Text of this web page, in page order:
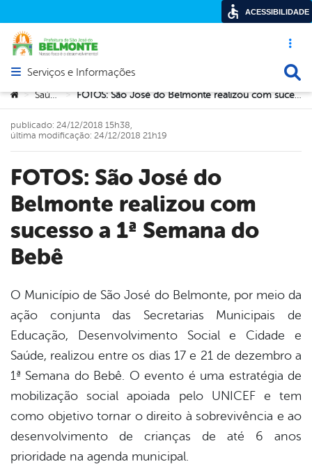
Acesso
Abrir menu principal de navegação
Serviços e Informações
Você está aqui:
> Saúde > FOTOS: São José do Belmonte realizou com sucesso a 1ª Semana do Bebê
FOTOS: São José do
Belmonte realizou com
sucesso a 1ª Semana do
Bebê
publicado: 24/12/2018 15h38,
última modificação: 24/12/2018 21h19
O Município de São José do Belmonte, por meio da
ação conjunta das Secretarias Municipais de
Educação, Desenvolvimento Social e Cidade e
Saúde, realizou entre os dias 17 e 21 de dezembro a
1ª Semana do Bebê. O evento é uma estratégia de
mobilização social apoiada pelo UNICEF e tem
como objetivo tornar o direito à sobrevivência e ao
desenvolvimento de crianças de até 6 anos
prioridade na agenda municipal.
ACESSIBILIDADE